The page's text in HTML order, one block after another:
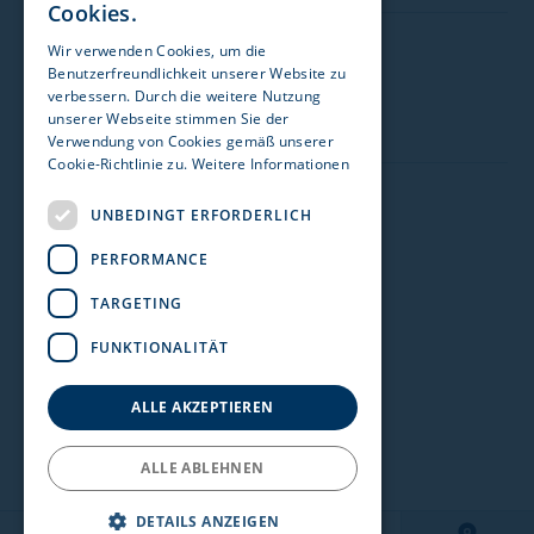
Zulassungsstelle 1170 Wien
Acenta GmbH
Details einblenden
Zulassungsstelle 1230 Wien
Stellantis & You Österreich GmbH
Details einblenden
Zulassungsstelle Amstetten
Hohensteiner Versicherungsmakler GmbH
Details einblenden
Besuchen Sie uns auf:
Impressum
Meldekanal Hinweisgeber
Barrierefreiheit
Cookies.
Wir verwenden Cookies, um die
Benutzerfreundlichkeit unserer Website zu
verbessern. Durch die weitere Nutzung
unserer Webseite stimmen Sie der
Verwendung von Cookies gemäß unserer
Cookie-Richtlinie zu. Weitere Informationen
UNBEDINGT ERFORDERLICH
PERFORMANCE
TARGETING
FUNKTIONALITÄT
ALLE AKZEPTIEREN
ALLE ABLEHNEN
DETAILS ANZEIGEN